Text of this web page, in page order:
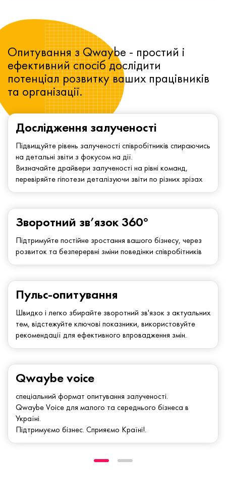
Дослідження залученості
Підвищуйте рівень залученості співробітників спираючись
на детальні звіти з фокусом на дії.
Визначайте драйвери залученості на рівні команд,
перевіряйте гіпотези деталізуючи звіти по різних зрізах
Зворотний зв’язок 360°
Підтримуйте постійне зростання вашого бізнесу, через
розвиток та безперервні зміни поведінки співробітників
Опитування з Qwaybe - простий і
ефективний спосіб дослідити
потенціал розвитку ваших працівників
та організації.
Qwaybe voice
спеціальний формат опитування залученості.
Qwaybe Voice для малого та середнього бізнеса в
Україні.
Підтримуємо бізнес. Сприяємо Країні!.
Пульс-опитування
Швидко і легко збирайте зворотний зв'язок з актуальних
тем, відстежуйте ключові показники, використовуйте
рекомендації для ефективного впровадження змін.